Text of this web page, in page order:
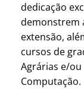
dedicação
demonstrem
extensão,
cursos de
Agrárias e/ou
Computação.